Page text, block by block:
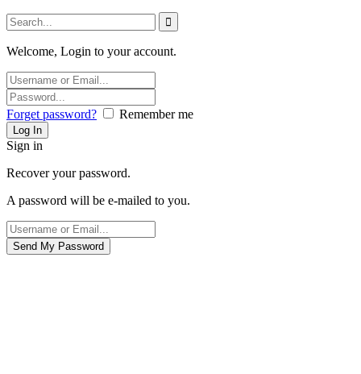
Welcome, Login to your account.
Forget password? Remember me
Sign in
Recover your password.
A password will be e-mailed to you.